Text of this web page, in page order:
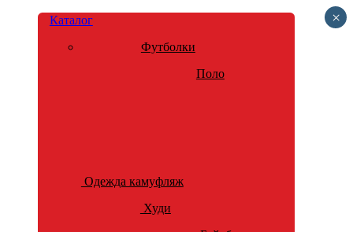
Каталог
Футболки
Поло
Одежда камуфляж
Худи
×